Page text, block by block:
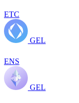
ETC
GEL
ENS
GEL